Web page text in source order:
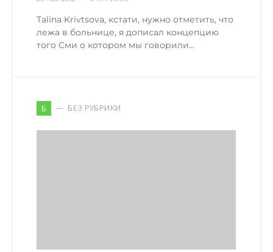
Talina Krivtsova, кстати, нужно отметить, что
лежа в больнице, я дописал концепцию
того Сми о котором мы говорили…
Б БЕЗ РУБРИКИ